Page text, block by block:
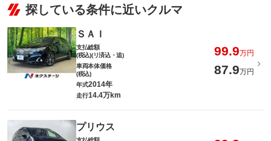
探している条件に近いクルマ
ＳＡＩ
支払総額
(税込)(リ済込・追)
99.9万円
車両本体価格
(税込)
87.9万円
年式2014年
走行14.4万km
プリウス